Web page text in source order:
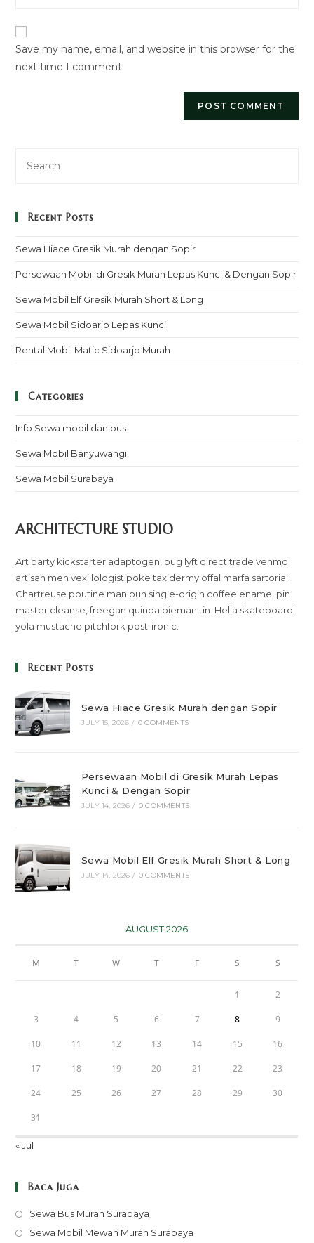
URL
(optional)
Save my name, email, and website in this browser for the
next time I comment.
Recent Posts
Sewa Hiace Gresik Murah dengan Sopir
Persewaan Mobil di Gresik Murah Lepas Kunci & Dengan Sopir
Sewa Mobil Elf Gresik Murah Short & Long
Sewa Mobil Sidoarjo Lepas Kunci
Rental Mobil Matic Sidoarjo Murah
Categories
Info Sewa mobil dan bus
Sewa Mobil Banyuwangi
Sewa Mobil Surabaya
ARCHITECTURE STUDIO
Art party kickstarter adaptogen, pug lyft direct trade venmo
artisan meh vexillologist poke taxidermy offal marfa sartorial.
Chartreuse poutine man bun single-origin coffee enamel pin
master cleanse, freegan quinoa bieman tin. Hella skateboard
yola mustache pitchfork post-ironic.
Recent Posts
Sewa Hiace Gresik Murah dengan Sopir
JULY 15, 2026 / 0 COMMENTS
Persewaan Mobil di Gresik Murah Lepas
Kunci & Dengan Sopir
JULY 14, 2026 / 0 COMMENTS
Sewa Mobil Elf Gresik Murah Short & Long
JULY 14, 2026 / 0 COMMENTS
AUGUST 2026
M T W T F S S
1 2
3 4 5 6 7 8 9
10 11 12 13 14 15 16
17 18 19 20 21 22 23
24 25 26 27 28 29 30
31
« Jul
Baca Juga
Sewa Bus Murah Surabaya
in
Sewa Mobil Mewah Murah Surabaya